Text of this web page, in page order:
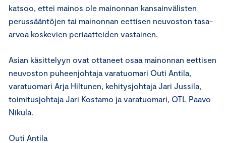
katsoo, ettei mainos ole mainonnan kansainvälisten
perussääntöjen tai mainonnan eettisen neuvoston tasa-
arvoa koskevien periaatteiden vastainen.
Asian käsittelyyn ovat ottaneet osaa mainonnan eettisen
neuvoston puheenjohtaja varatuomari Outi Antila,
varatuomari Arja Hiltunen, kehitysjohtaja Jari Jussila,
toimitusjohtaja Jari Kostamo ja varatuomari, OTL Paavo
Nikula.
Outi Antila